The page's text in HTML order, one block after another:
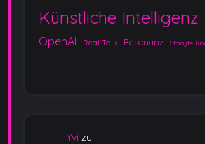
Künstliche Intelligenz
OpenAI Real Talk Resonanz
Yvi zu